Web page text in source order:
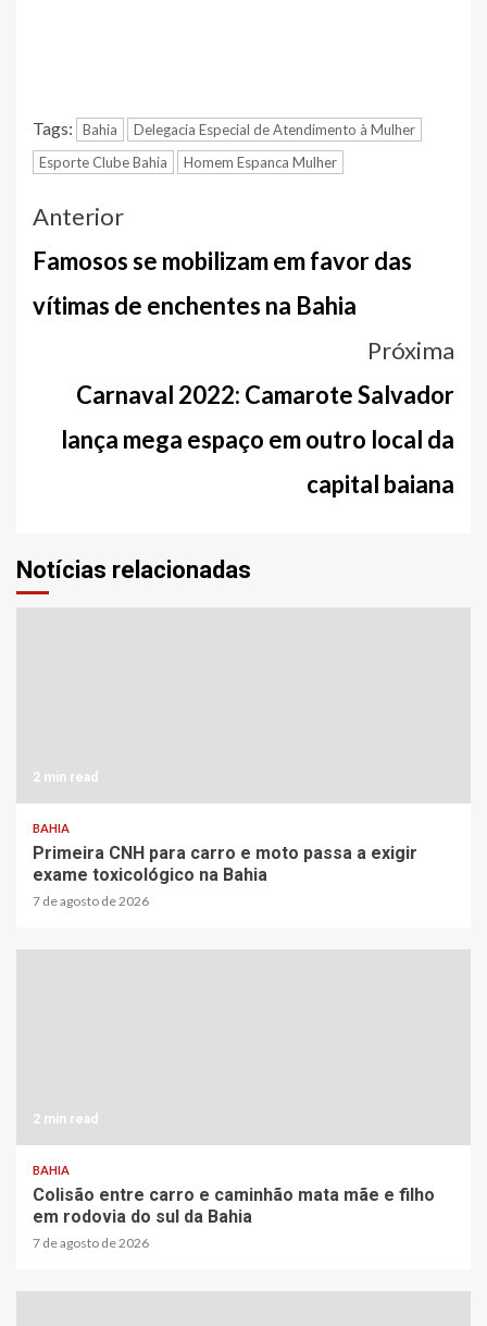
Tags: Bahia
Delegacia Especial de Atendimento à Mulher
Esporte Clube Bahia
Homem Espanca Mulher
Navegação
entre
notícias
Anterior
Famosos se mobilizam em favor das
vítimas de enchentes na Bahia
Próxima
Carnaval 2022: Camarote Salvador
lança mega espaço em outro local da
capital baiana
Notícias relacionadas
2 min read
BAHIA
Primeira CNH para carro e moto passa a exigir
exame toxicológico na Bahia
7 de agosto de 2026
2 min read
BAHIA
Colisão entre carro e caminhão mata mãe e filho
em rodovia do sul da Bahia
7 de agosto de 2026